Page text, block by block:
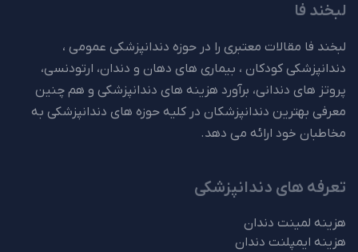
لبخند فا
لبخند فا مقالات معتبری را در حوزه دندانپزشکی عمومی ،
دندانپزشکی کودکان ، بیماری های دهان و دندان، ارتودنسی،
پروتز های دندانی، برآورد هزینه های دندانپزشکی و هم چنین
معرفی بهترین دندانپزشکان در کلیه حوزه های دندانپزشکی به
مخاطبان خود ارائه می دهد.
تعرفه های دندانپزشکی
هزینه لمینت دندان
هزینه ایمپلنت دندان